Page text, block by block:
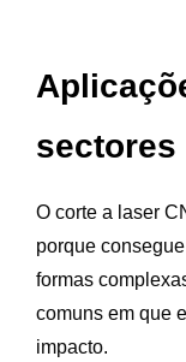
sectores
O corte a laser
porque
formas
comuns em que
impacto.